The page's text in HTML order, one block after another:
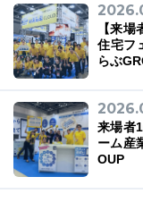
【来
住宅フ
らぶ
来場者
ーム産
OUP